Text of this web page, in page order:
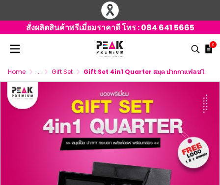
สั่งผลิตสินค้าพรีเมี่ยมราคาดี โทร :084 641 5665
0
Home ... Gift Set Gift Set 4in1 Quarter สมุด ปากกาแฟลชไดร์ฟ กระบอก พร้อมกล่อง